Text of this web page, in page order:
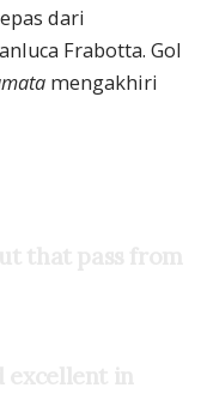
dari
Frabotta. Gol
mengakhiri